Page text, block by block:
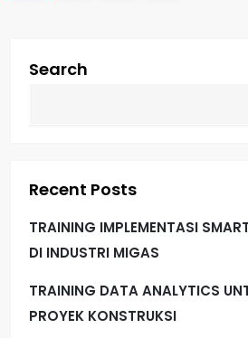
p
a
g
Search
Recent Posts
TRAINING IMPLEMENTASI
DI INDUSTRI MIGAS
TRAINING DATA ANALYTICS
PROYEK KONSTRUKSI